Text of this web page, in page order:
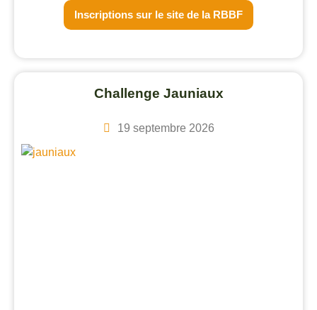
Inscriptions sur le site de la RBBF
Challenge Jauniaux
19 septembre 2026